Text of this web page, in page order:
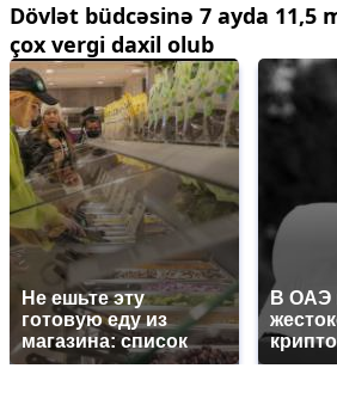
Dövlət büdcəsinə 7 ayda 11,5
çox vergi daxil olub
Не ешьте эту
готовую еду из
магазина: список
В ОАЭ